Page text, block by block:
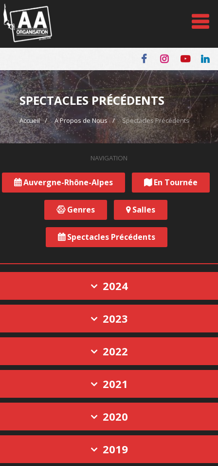
Panneau de gestion des cookies
SPECTACLES PRÉCÉDENTS
Accueil A Propos de Nous Spectacles Précédents
NAVIGATION
Auvergne-Rhône-Alpes En Tournée
Genres Salles
Spectacles Précédents
2024
2023
2022
2021
2020
2019